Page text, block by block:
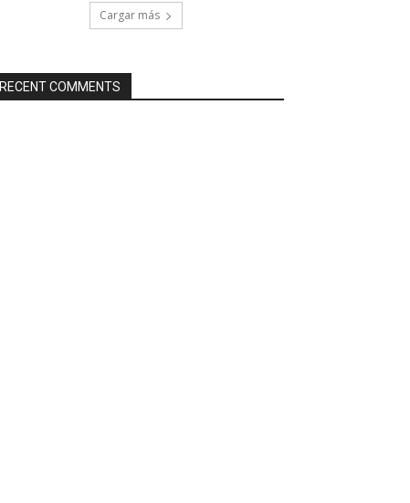
Cargar más
RECENT COMMENTS